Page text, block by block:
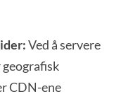
Ved å servere
CDN-ene